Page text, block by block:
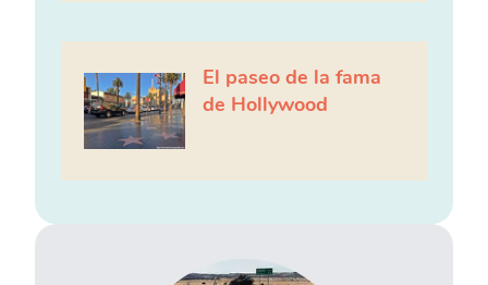
El paseo de la fama
de Hollywood